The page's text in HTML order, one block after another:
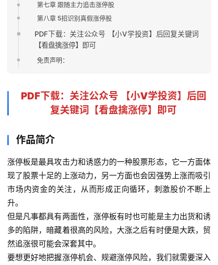
第七章 跟随主力追击涨停股
第八章 5招识别真假涨停股
PDF下载：关注公众号 【小V学投资】后回复关键词
【看盘擒涨停】即可
免责声明：
PDF下载：关注公众号 【小V学投资】后回
复关键词【看盘擒涨停】即可
作品简介
涨停板是最具攻击力和诱惑力的一种股票形态，它一方面体
现了股票十足的上涨动力，另一方面也会因强势上涨而吸引
市场内资金的关注，从而形成正向循环，刺激股价不断上
升。
但是凡事都具有两面性，涨停板有时也可能是主力出货和诱
多的陷阱，暗藏着很高的风险，大涨之后有时便是大跌，贸
然追涨很可能会深套其中。
要想更好地把握涨停机会、规避涨停风险，我们就需要深入